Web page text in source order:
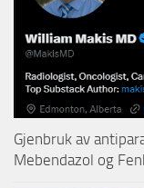
Gjenbruk av
Mebendazol og